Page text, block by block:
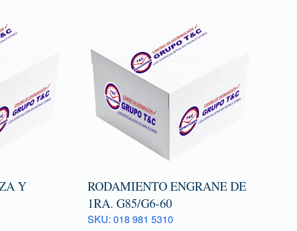
Y
RODAMIENTO ENGRANE DE
1RA. G85/G6-60
SKU: 018 981 5310